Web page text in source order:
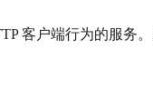
客户端行为的服务